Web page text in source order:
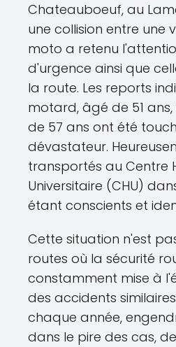
Chateauboeuf, au
une collision entre une
moto a retenu
d'urgence ainsi que
la route. Les reports
motard, âgé de 51
de 57 ans ont été
dévastateur.
transportés au Centre
Universitaire (CHU)
étant conscients et
Cette situation n'est
routes où la sécurité
constamment mise à
des accidents
chaque année,
dans le pire des cas,